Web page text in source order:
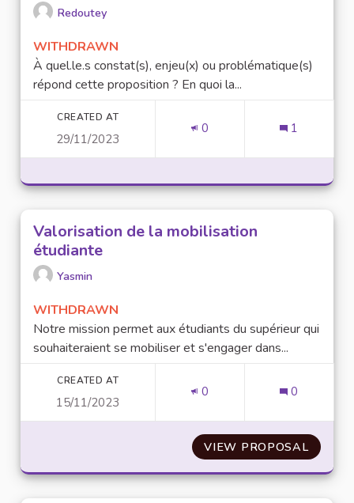
Redoutey
WITHDRAWN
À quel.le.s constat(s), enjeu(x) ou problématique(s)
répond cette proposition ? En quoi la...
CREATED AT
29/11/2023
0 1
Valorisation de la mobilisation
étudiante
Yasmin
WITHDRAWN
Notre mission permet aux étudiants du supérieur qui
souhaiteraient se mobiliser et s'engager dans...
CREATED AT
15/11/2023
0 0
VIEW PROPOSAL